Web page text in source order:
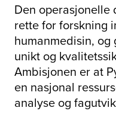
Den operasjonelle
rette for forskning
humanmedisin,
unikt og
Ambisjonen er at
en nasjonal
analyse og